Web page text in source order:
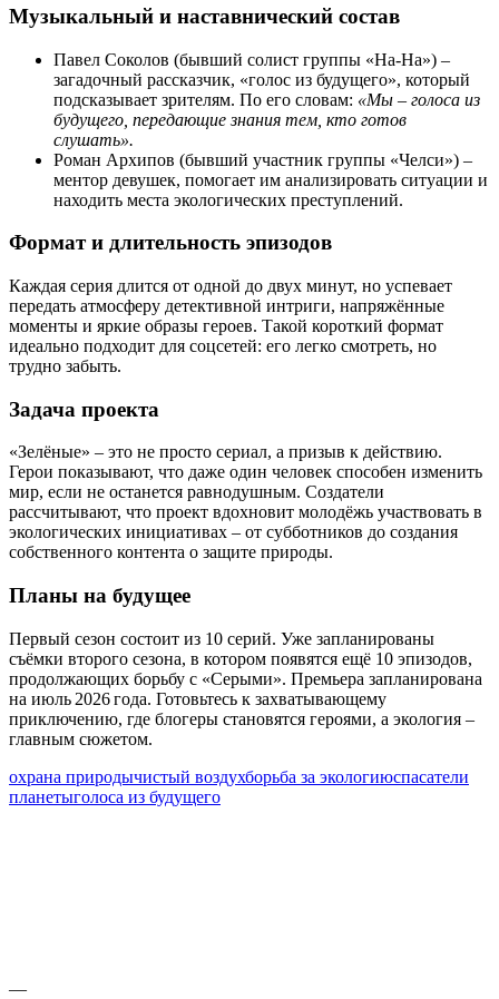
Музыкальный и наставнический состав
Павел Соколов (бывший солист группы «На‑На») –
загадочный рассказчик, «голос из будущего», который
подсказывает зрителям. По его словам: «Мы – голоса из
будущего, передающие знания тем, кто готов
слушать».
Роман Архипов (бывший участник группы «Челси») –
ментор девушек, помогает им анализировать ситуации и
находить места экологических преступлений.
Формат и длительность эпизодов
Каждая серия длится от одной до двух минут, но успевает
передать атмосферу детективной интриги, напряжённые
моменты и яркие образы героев. Такой короткий формат
идеально подходит для соцсетей: его легко смотреть, но
трудно забыть.
Задача проекта
«Зелёные» – это не просто сериал, а призыв к действию.
Герои показывают, что даже один человек способен изменить
мир, если не останется равнодушным. Создатели
рассчитывают, что проект вдохновит молодёжь участвовать в
экологических инициативах – от субботников до создания
собственного контента о защите природы.
Планы на будущее
Первый сезон состоит из 10 серий. Уже запланированы
съёмки второго сезона, в котором появятся ещё 10 эпизодов,
продолжающих борьбу с «Серыми». Премьера запланирована
на июль 2026 года. Готовьтесь к захватывающему
приключению, где блогеры становятся героями, а экология –
главным сюжетом.
охрана природычистый воздухборьба за экологиюспасатели
планетыголоса из будущего
—